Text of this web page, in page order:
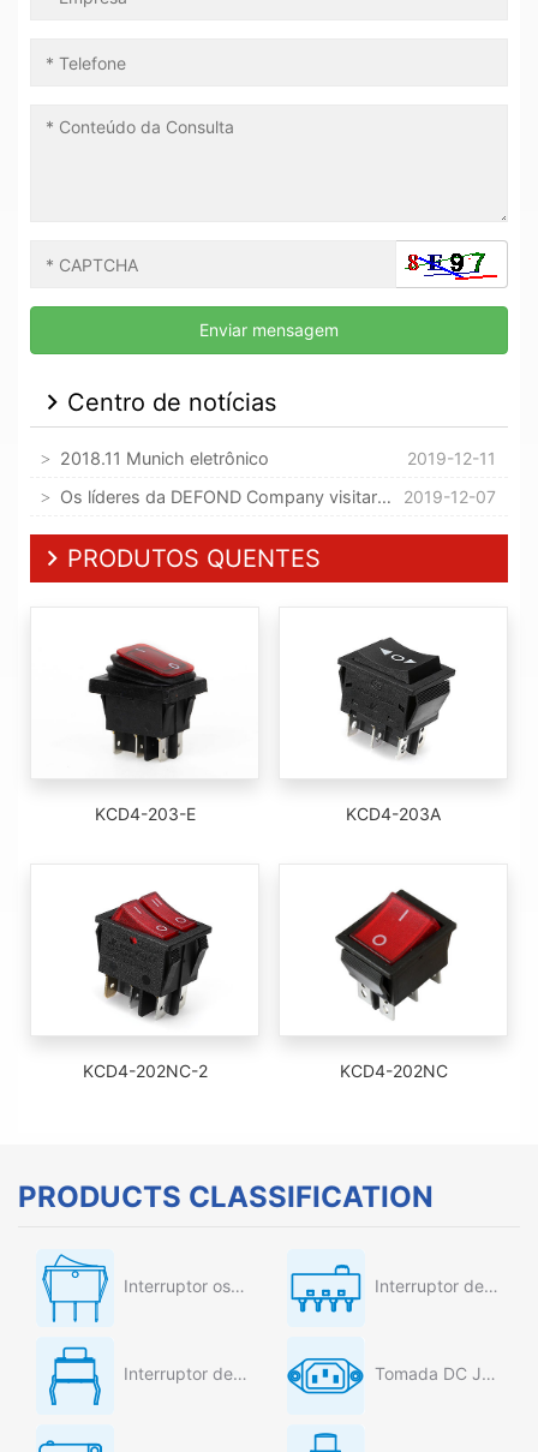
Centro de notícias
2019-12-11
2018.11 Munich eletrônico
2019-12-07
Os líderes da DEFOND Company visitaram nossa empresa
PRODUTOS QUENTES
KCD4-203-E KCD4-203A
KCD4-202NC-2 KCD4-202NC
PRODUCTS CLASSIFICATION
Interruptor oscilante Interruptor deslizante
Interruptor de tato Tomada DC Jack AC